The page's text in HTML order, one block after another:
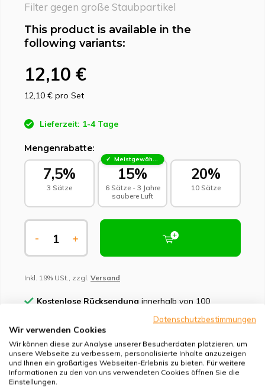
Filter gegen große Staubpartikel
This product is available in the
following variants:
12,10 €
12,10 € pro Set
Lieferzeit: 1-4 Tage
Mengenrabatte:
7,5%
3 Sätze
Meistgewählt - Nachhaltige Wahl
15%
6 Sätze - 3 Jahre
saubere Luft
20%
10 Sätze
- +
Inkl. 19% USt., zzgl. Versand
Kostenlose Rücksendung innerhalb von 100
Klimaneutraler Versand
Käuferschutzmit Trusted Shops
Sichere Zahlung mit:
Datenschutzbestimmungen
Wir verwenden Cookies
Wir können diese zur Analyse unserer Besucherdaten platzieren, um
unsere Webseite zu verbessern, personalisierte Inhalte anzuzeigen
und Ihnen ein großartiges Webseiten-Erlebnis zu bieten. Für weitere
Informationen zu den von uns verwendeten Cookies öffnen Sie die
Einstellungen.